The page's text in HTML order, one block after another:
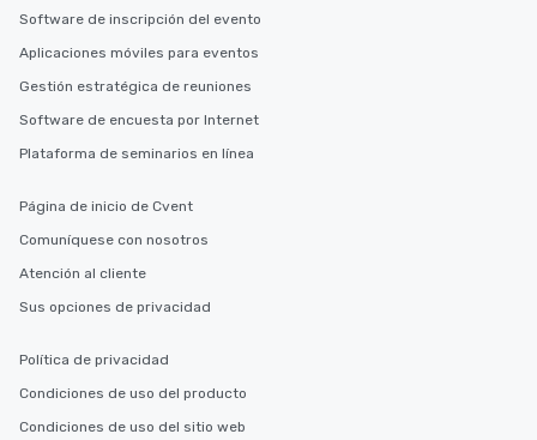
Software de inscripción del evento
Aplicaciones móviles para eventos
Gestión estratégica de reuniones
Software de encuesta por Internet
Plataforma de seminarios en línea
Página de inicio de Cvent
Comuníquese con nosotros
Atención al cliente
Sus opciones de privacidad
Política de privacidad
Condiciones de uso del producto
Condiciones de uso del sitio web